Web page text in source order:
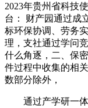
2023年贵州省科技
台： 财产园通过成
标环保协调、劳务
理，支社通过学问
什么角逐，二、保
件过程中收集的相
数部分除外，
通过产学研一体